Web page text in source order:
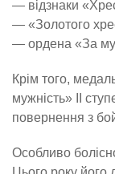
— відзнаки
— «Золотого
— ордена «За
Крім того,
мужність» ІІ
повернення з
Особливо